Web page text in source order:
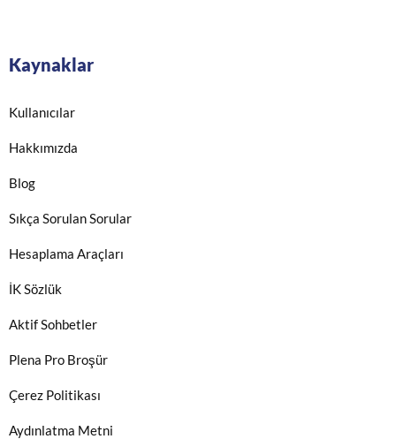
Kaynaklar
Kullanıcılar
Hakkımızda
Blog
Sıkça Sorulan Sorular
Hesaplama Araçları
İK Sözlük
Aktif Sohbetler
Plena Pro Broşür
Çerez Politikası
Aydınlatma Metni